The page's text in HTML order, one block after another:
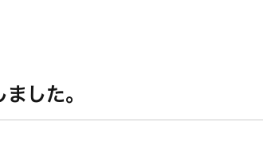
した。